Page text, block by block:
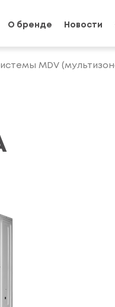
О бренде Новости
MDV